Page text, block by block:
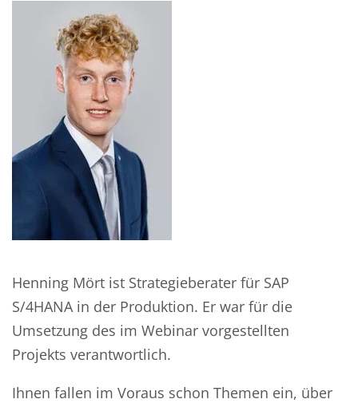
Henning Mört ist Strategieberater für SAP
S/4HANA in der Produktion. Er war für die
Umsetzung des im Webinar vorgestellten
Projekts verantwortlich.
Ihnen fallen im Voraus schon Themen ein, über